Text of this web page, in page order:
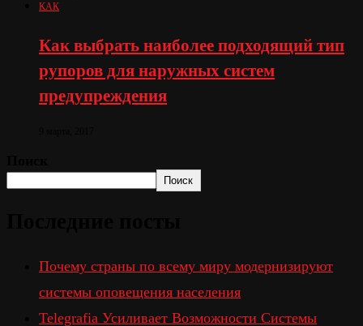
КАК
Как выбрать наиболее подходящий тип
рупоров для наружных систем
предупреждения
Поиск
Почему страны по всему миру модернизируют
системы оповещения населения
Telegrafia Усиливает Возможности Системы